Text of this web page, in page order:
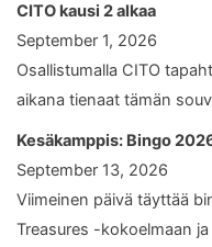
CITO kausi 2 alkaa
September 1, 2026
Osallistumalla CITO
aikana tienaat tämän
Kesäkamppis: Bingo
September 13, 2026
Viimeinen päivä täyttää
Treasures -kokoelmaan